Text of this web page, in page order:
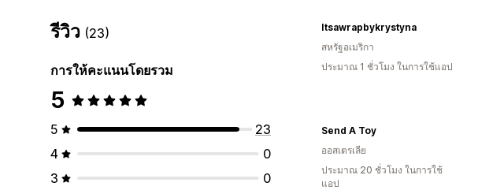
รีวิว (23)
การให้คะแนนโดยรวม
5
5
23
4
0
3
0
Itsawrapbykrystyna
สหรัฐอเมริกา
ประมาณ 1 ชั่วโมง ในการใช้แอป
Send A Toy
ออสเตรเลีย
ประมาณ 20 ชั่วโมง ในการใช้
แอป